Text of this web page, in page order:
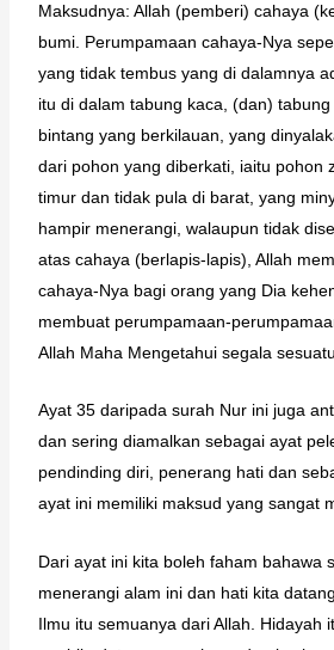
Maksudnya: Allah (pemberi) cahaya
bumi. Perumpamaan cahaya-Nya
yang tidak tembus yang di dalamnya
itu di dalam tabung kaca, (dan)
bintang yang berkilauan, yang
dari pohon yang diberkati, iaitu pohon
timur dan tidak pula di barat, yang
hampir menerangi, walaupun tidak
atas cahaya (berlapis-lapis), Allah
cahaya-Nya bagi orang yang Dia
membuat perumpamaan-
Allah Maha Mengetahui segala sesuatu.
Ayat 35 daripada surah Nur ini juga
dan sering diamalkan sebagai ayat
pendinding diri, penerang hati dan
ayat ini memiliki maksud yang sangat
Dari ayat ini kita boleh faham bahawa
menerangi alam ini dan hati kita
Ilmu itu semuanya dari Allah. Hidayah